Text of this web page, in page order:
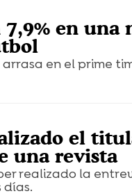
en una
en el prime
el
una revista
realizado la
días.